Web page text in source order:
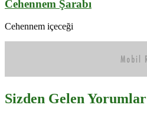
Cehennem Şarabı
Cehennem içeceği
Sizden Gelen Yorumlar